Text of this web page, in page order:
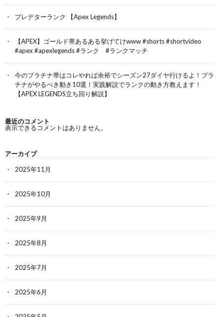
プレデターランク 【Apex Legends】
【APEX】ゴールド帯あるある挙げてけwww #shorts #shortvideo
#apex #apexlegends #ランク #ランクマッチ
今のプラチナ帯はコレやれば余裕でシーズン27ダイヤ行けるよ！プラ
チナがやるべき動き10選！実践解説でランクの動き方教えます！
【APEX LEGENDS立ち回り解説】
最近のコメント
表示できるコメントはありません。
アーカイブ
2025年11月
2025年10月
2025年9月
2025年8月
2025年7月
2025年6月